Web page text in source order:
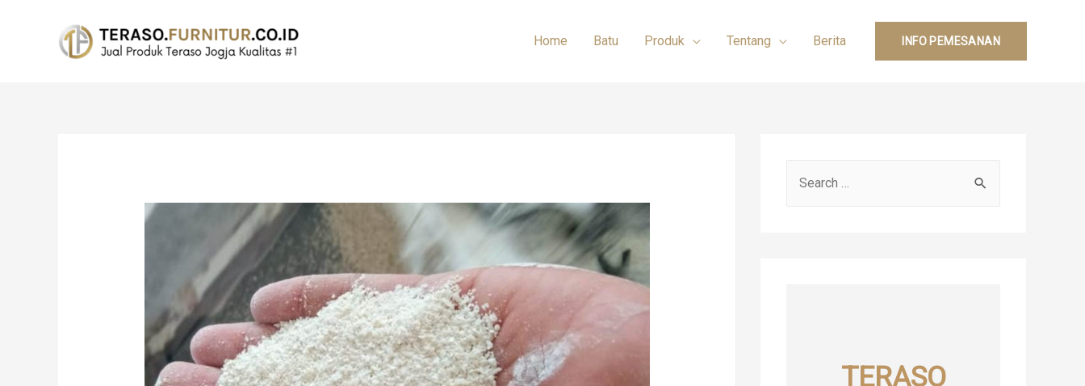
Home Batu Produk Tentang Berita INFO PEMESANAN
TERASO